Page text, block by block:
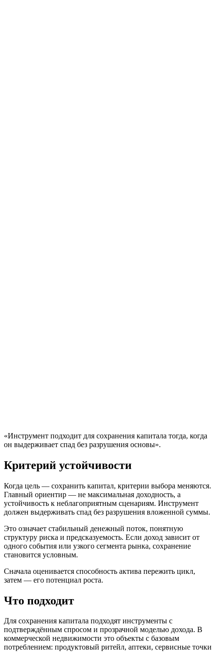
«Инструмент подходит для сохранения капитала тогда, когда
он выдерживает спад без разрушения основы».
Критерий устойчивости
Когда цель — сохранить капитал, критерии выбора меняются.
Главный ориентир — не максимальная доходность, а
устойчивость к неблагоприятным сценариям. Инструмент
должен выдерживать спад без разрушения вложенной суммы.
Это означает стабильный денежный поток, понятную
структуру риска и предсказуемость. Если доход зависит от
одного события или узкого сегмента рынка, сохранение
становится условным.
Сначала оценивается способность актива пережить цикл,
затем — его потенциал роста.
Что подходит
Для сохранения капитала подходят инструменты с
подтверждённым спросом и прозрачной моделью дохода. В
коммерческой недвижимости это объекты с базовым
потреблением: продуктовый ритейл, аптеки, сервисные точки